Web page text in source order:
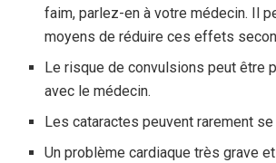
faim, parlez-en à votre médecin. Il
moyens de réduire ces effets
Le risque de convulsions peut être
avec le médecin.
Les cataractes peuvent rarement se
Un problème cardiaque très grave